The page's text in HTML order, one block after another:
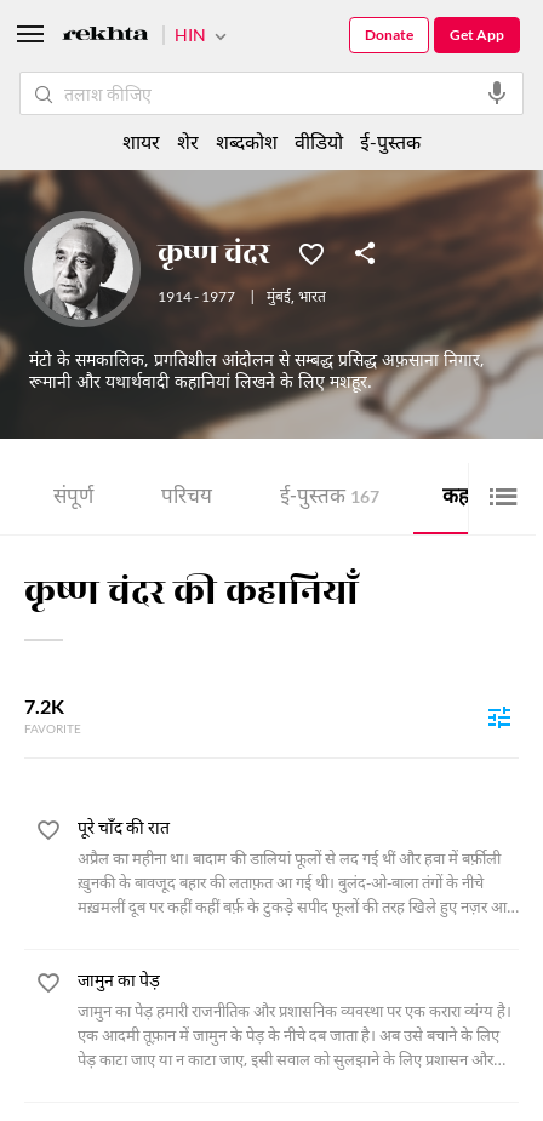
कृष्ण चंदर
1914 - 1977 मुंबई, भारत
मंटो के समकालिक, प्रगतिशील आंदोलन से सम्बद्ध प्रसिद्ध अफ़साना निगार,
रूमानी और यथार्थवादी कहानियां लिखने के लिए मशहूर.
संपूर्ण परिचय ई-पुस्तक 167 कहानी 25
कृष्ण चंदर की कहानियाँ
7.2K
FAVORITE
पूरे चाँद की रात
अप्रैल का महीना था। बादाम की डालियां फूलों से लद गई थीं और हवा में बर्फ़ीली
ख़ुनकी के बावजूद बहार की लताफ़त आ गई थी। बुलंद-ओ-बाला तंगों के नीचे
मख़मलीं दूब पर कहीं कहीं बर्फ़ के टुकड़े सपीद फूलों की तरह खिले हुए नज़र आ
जामुन का पेड़
जामुन का पेड़ हमारी राजनीतिक और प्रशासनिक व्यवस्था पर एक करारा व्यंग्य है।
एक आदमी तूफ़ान में जामुन के पेड़ के नीचे दब जाता है। अब उसे बचाने के लिए
पेड़ काटा जाए या न काटा जाए, इसी सवाल को सुलझाने के लिए प्रशासन और
HIN Get App
Donate
शायर शेर शब्दकोश वीडियो ई-पुस्तक